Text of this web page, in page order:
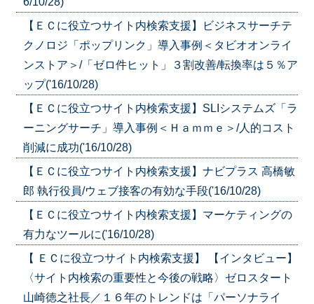
【ＥＣに役立つサイト内検索支援】ビジネスサーチテ
クノロジ「ポップリンク」導入事例＜タビオオンライ
ンストア＞/「ゼロ件ヒット」３割改善/転換率は５％ア
ップ('16/10/28)
【ＥＣに役立つサイト内検索支援】SLIシステムズ「ラ
ーニングサーチ」導入事例＜Ｈａｍｍｅ＞/人的コスト
削減に成功('16/10/28)
【ＥＣに役立つサイト内検索支援】ナビプラス 高橋敏
郎 執行役員/ウェブ接客の有効な手段('16/10/28)
【ＥＣに役立つサイト内検索支援】マーケティングの
有力なツールに('16/10/28)
【 ＥＣに役立つサイト内検索支援】 【インタビュー】
〈サイト内検索の重要性と今後の戦略〉ゼロスタート
山崎徳之社長／１６年のトレンドは「パーソナライ